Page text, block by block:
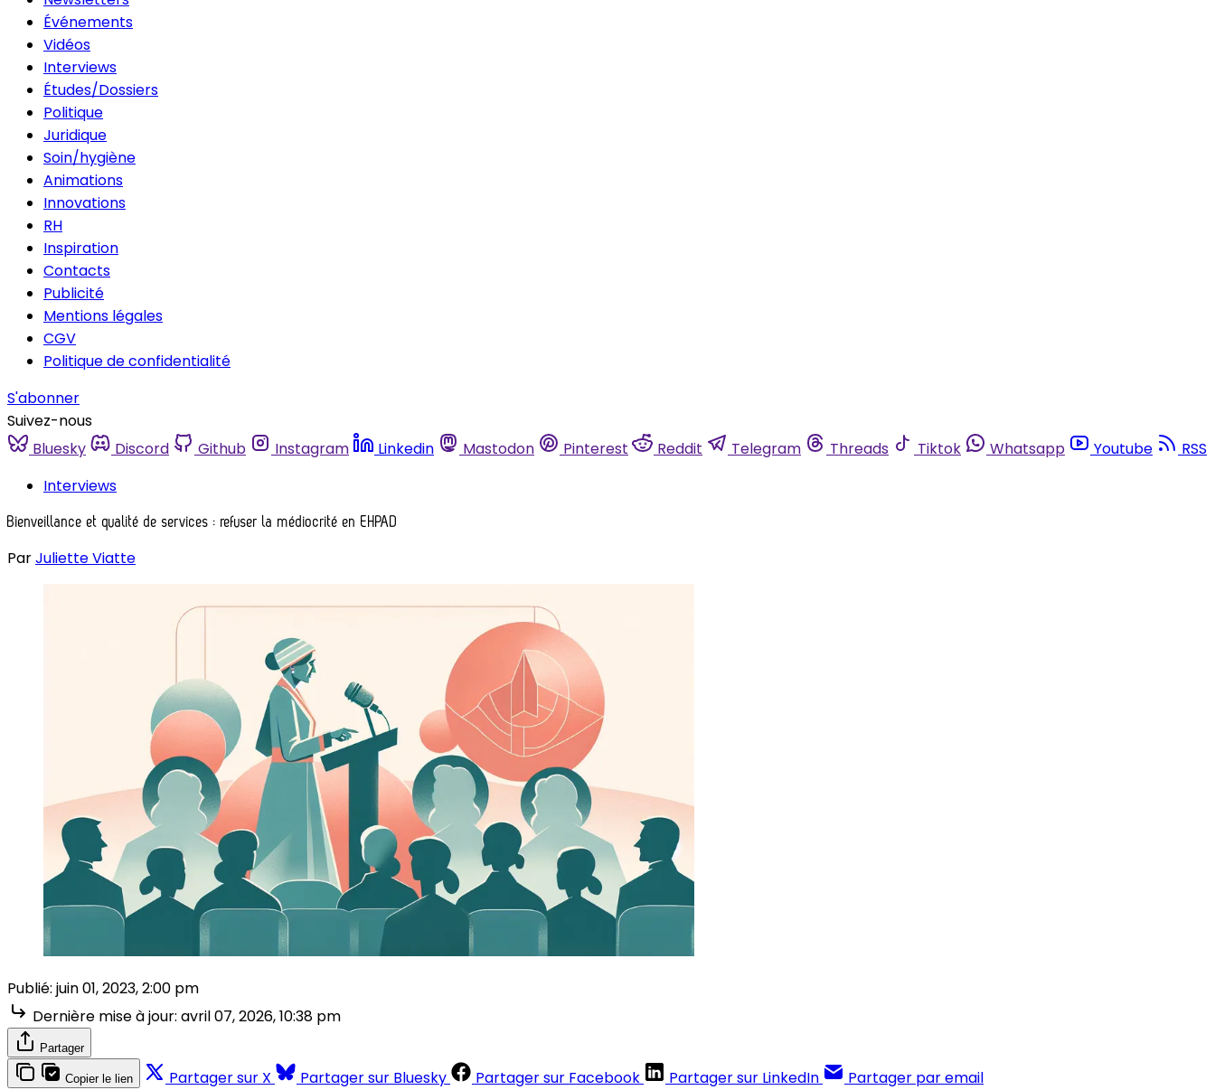
Événements
Vidéos
Interviews
Études/Dossiers
Politique
Juridique
Soin/hygiène
Animations
Innovations
RH
Inspiration
Contacts
Publicité
Mentions légales
CGV
Politique de confidentialité
S'abonner
Suivez-nous
Bluesky
Discord Github Instagram Linkedin Mastodon Pinterest Reddit Telegram Threads Tiktok Whatsapp Youtube
RSS
Interviews
Bienveillance et qualité de services : refuser la médiocrité en EHPAD
ParJuliette Viatte
Publié: juin 01, 2023, 2:00 pm
Dernière mise à jour: avril 07, 2026, 10:38 pm
Partager
Copier le lien Partager sur X Partager sur Bluesky Partager sur Facebook Partager sur LinkedIn Partager par email